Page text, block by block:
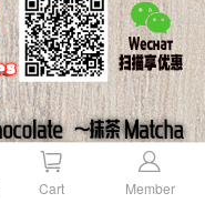
Cart Member